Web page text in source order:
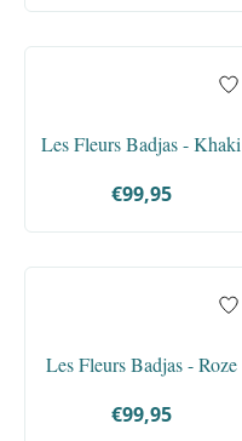
Les Fleurs Badjas - Khaki
€99,95
Les Fleurs Badjas - Roze
€99,95